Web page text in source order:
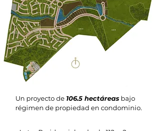
Un proyecto de 106.5 hectáreas bajo
régimen de propiedad en condominio.